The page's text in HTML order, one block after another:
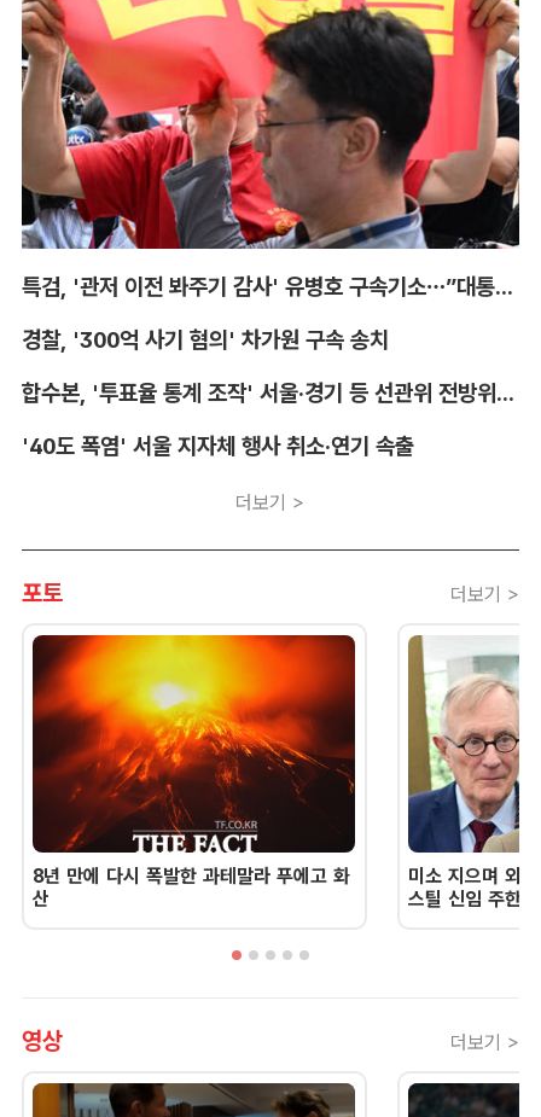
특검, '관저 이전 봐주기 감사' 유병호 구속기소…”대통령실 청탁받아“
경찰, '300억 사기 혐의' 차가원 구속 송치
합수본, '투표율 통계 조작' 서울·경기 등 선관위 전방위 압수수색
'40도 폭염' 서울 지자체 행사 취소·연기 속출
더보기 >
포토 더보기 >
8년 만에 다시 폭발한 과테말라 푸에고 화
산
미소 지으며 외
스틸 신임 주한
영상 더보기 >